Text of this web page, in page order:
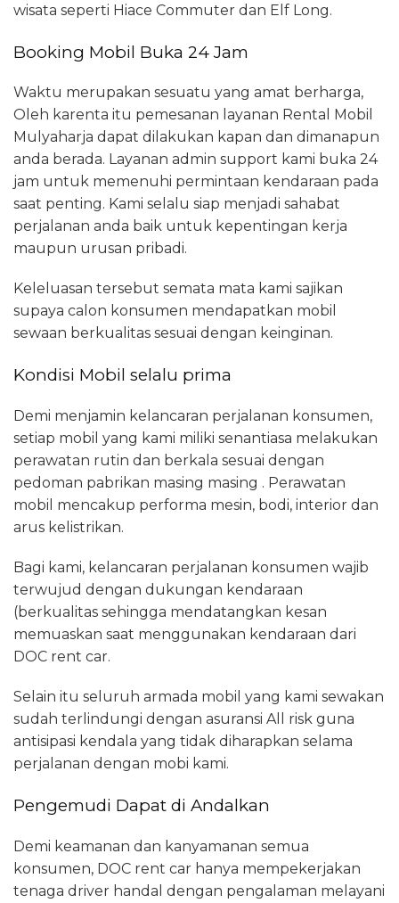
wisata seperti Hiace Commuter dan Elf Long.
Booking Mobil Buka 24 Jam
Waktu merupakan sesuatu yang amat berharga,
Oleh karenta itu pemesanan layanan Rental Mobil
Mulyaharja dapat dilakukan kapan dan dimanapun
anda berada. Layanan admin support kami buka 24
jam untuk memenuhi permintaan kendaraan pada
saat penting. Kami selalu siap menjadi sahabat
perjalanan anda baik untuk kepentingan kerja
maupun urusan pribadi.
Keleluasan tersebut semata mata kami sajikan
supaya calon konsumen mendapatkan mobil
sewaan berkualitas sesuai dengan keinginan.
Kondisi Mobil selalu prima
Demi menjamin kelancaran perjalanan konsumen,
setiap mobil yang kami miliki senantiasa melakukan
perawatan rutin dan berkala sesuai dengan
pedoman pabrikan masing masing . Perawatan
mobil mencakup performa mesin, bodi, interior dan
arus kelistrikan.
Bagi kami, kelancaran perjalanan konsumen wajib
terwujud dengan dukungan kendaraan
(berkualitas sehingga mendatangkan kesan
memuaskan saat menggunakan kendaraan dari
DOC rent car.
Selain itu seluruh armada mobil yang kami sewakan
sudah terlindungi dengan asuransi All risk guna
antisipasi kendala yang tidak diharapkan selama
perjalanan dengan mobi kami.
Pengemudi Dapat di Andalkan
Demi keamanan dan kanyamanan semua
konsumen, DOC rent car hanya mempekerjakan
tenaga driver handal dengan pengalaman melayani